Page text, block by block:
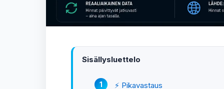
Sisällysluettelo
⚡ Pikavastaus